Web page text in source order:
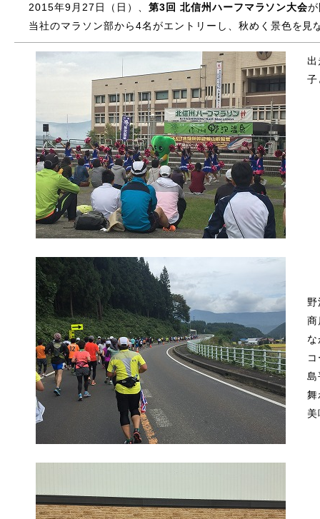
2015年9月27日（日）、 第3回 北信州ハーフマラソン大会
当社のマラソン部から4名がエントリーし、秋めく景色を見
出
子
商
島
舞